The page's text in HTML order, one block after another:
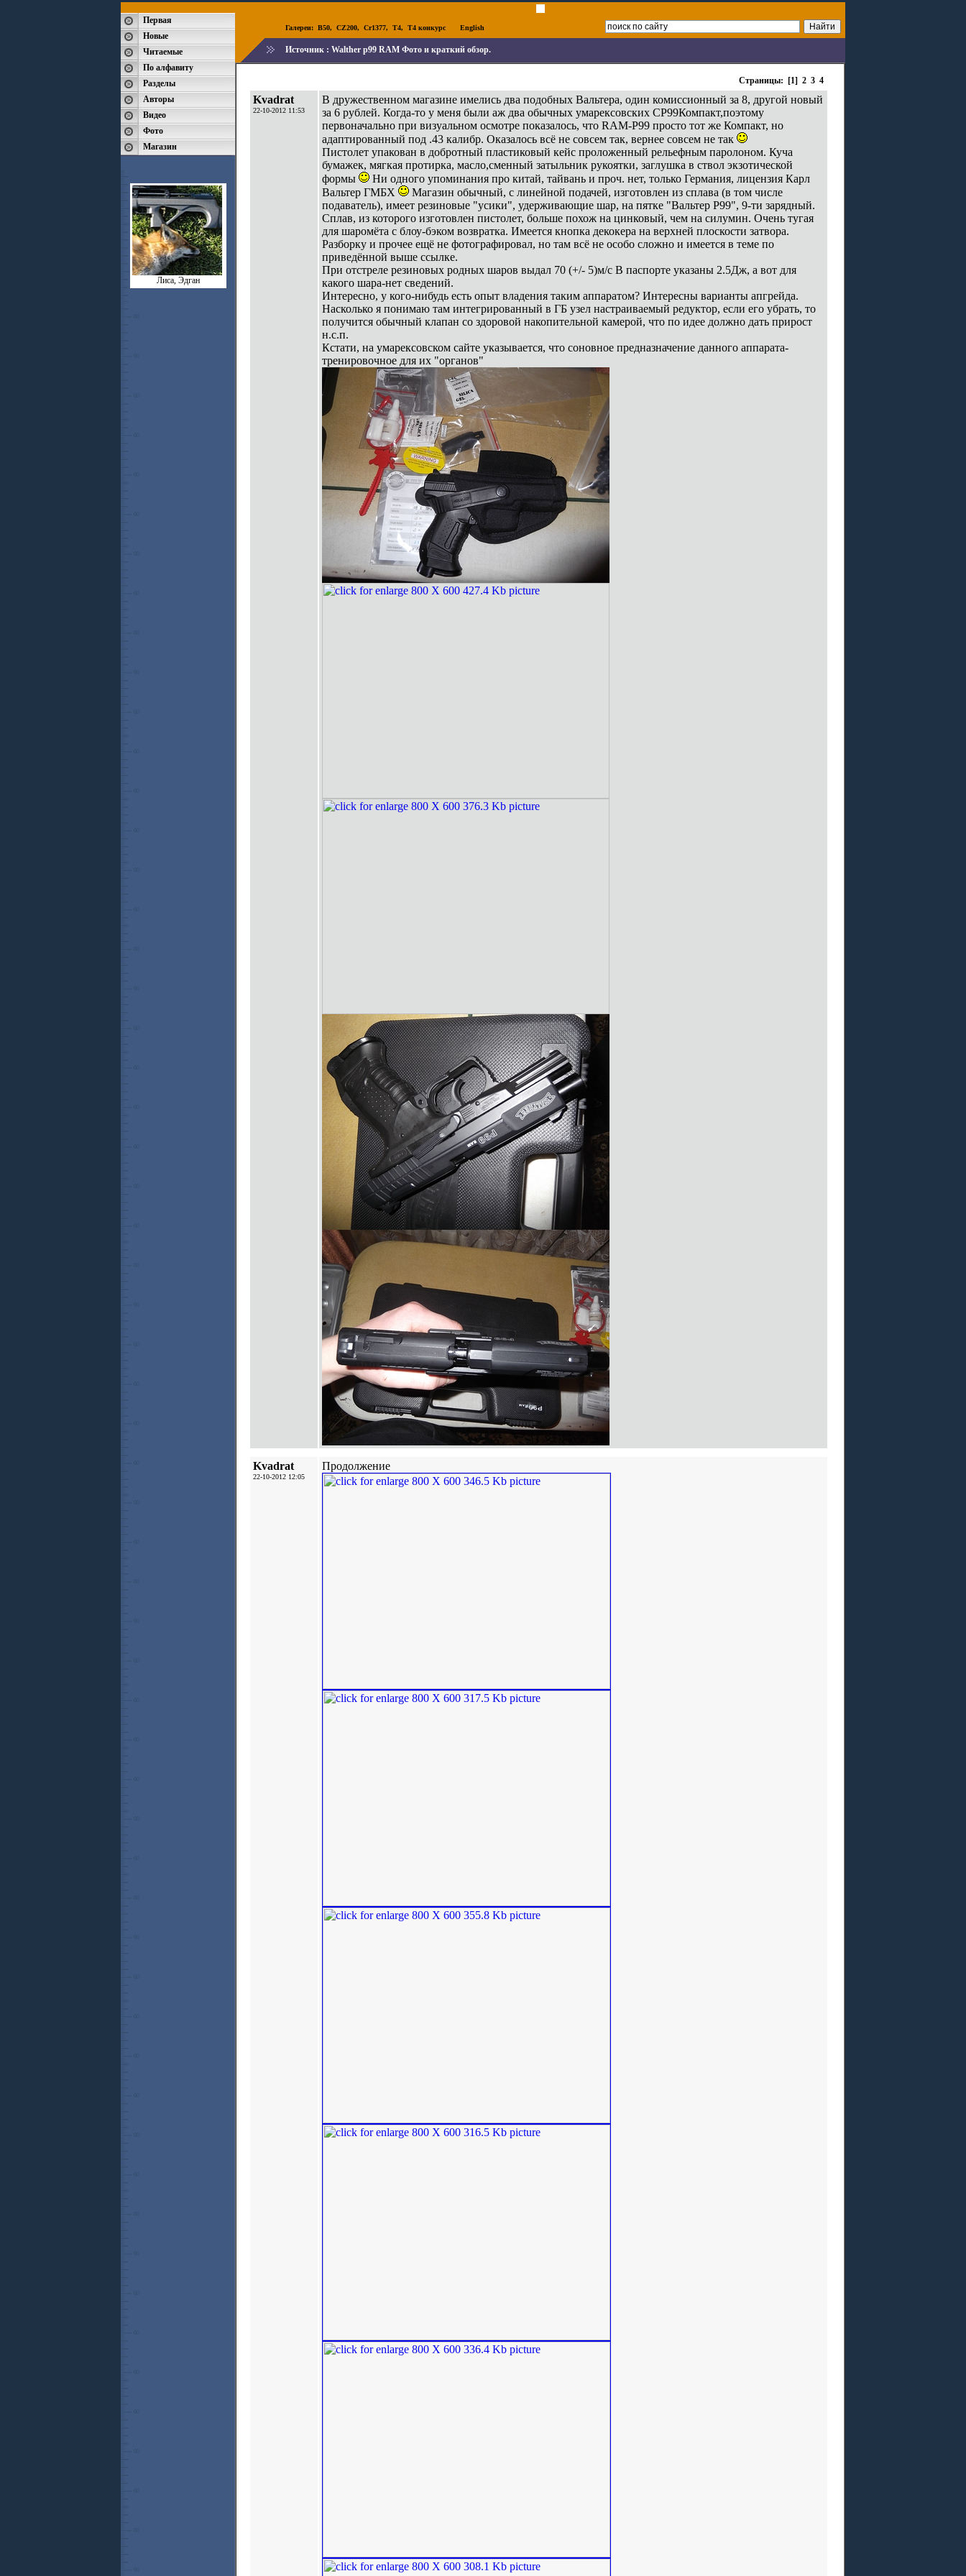
Первая
Новые
Читаемые
По алфавиту
Разделы
Авторы
Видео
Фото
Магазин
Лиса, Эдган
Галереи: B50, CZ200, Cr1377, T4, T4 конкурс English
Источник : Walther p99 RAM Фото и краткий обзор.
Страницы: [1] 2 3 4
Kvadrat
22-10-2012 11:53
В дружественном магазине имелись два подобных Вальтера, один комиссионный за 8, другой новый
за 6 рублей. Когда-то у меня были аж два обычных умарексовских СР99Компакт,поэтому
первоначально при визуальном осмотре показалось, что RAM-Р99 просто тот же Компакт, но
адаптированный под .43 калибр. Оказалось всё не совсем так, вернее совсем не так
Пистолет упакован в добротный пластиковый кейс проложенный рельефным паролоном. Куча
бумажек, мягкая протирка, масло,сменный затыльник рукоятки, заглушка в ствол экзотической
формы
Ни одного упоминания про китай, тайвань и проч. нет, только Германия, лицензия Карл
Вальтер ГМБХ
Магазин обычный, с линейной подачей, изготовлен из сплава (в том числе
подаватель), имеет резиновые "усики", удерживающие шар, на пятке "Вальтер Р99", 9-ти зарядный.
Сплав, из которого изготовлен пистолет, больше похож на цинковый, чем на силумин. Очень тугая
для шаромёта с блоу-бэком возвратка. Имеется кнопка декокера на верхней плоскости затвора.
Разборку и прочее ещё не фотографировал, но там всё не особо сложно и имеется в теме по
приведённой выше ссылке.
При отстреле резиновых родных шаров выдал 70 (+/- 5)м/с В паспорте указаны 2.5Дж, а вот для
какого шара-нет сведений.
Интересно, у кого-нибудь есть опыт владения таким аппаратом? Интересны варианты апгрейда.
Насколько я понимаю там интегрированный в ГБ узел настраиваемый редуктор, если его убрать, то
получится обычный клапан со здоровой накопительной камерой, что по идее должно дать прирост
н.с.п.
Кстати, на умарексовском сайте указывается, что соновное предназначение данного аппарата-
тренировочное для их "органов"
Kvadrat
22-10-2012 12:05
Продолжение